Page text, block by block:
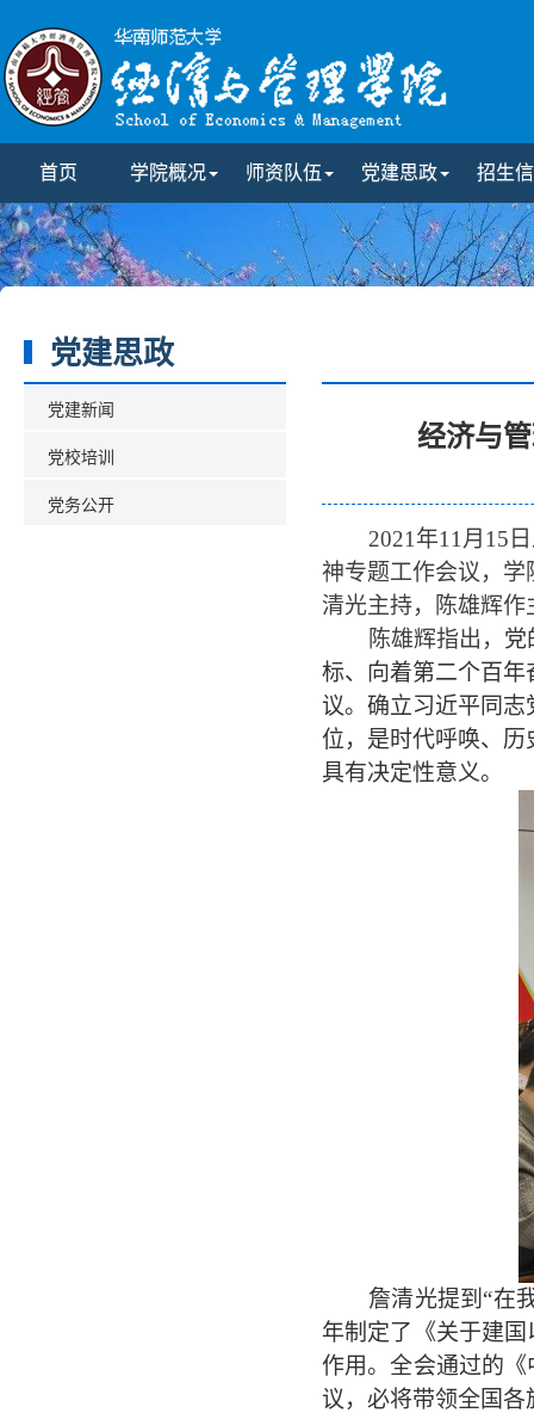
首页 学院概况 师资队伍 党建思政 招生
党建思政
党建新闻
党校培训
党务公开
经济与
2021 年11月15
神专题工作会议，
清光主持，陈雄辉作
陈雄辉指出， 党
标、向着第二个百
议。确立习近平同
位，是时代呼唤、历
具有决定性意义。
詹清光提到“在
年制定了《关于建
作用。全会通过的
议，必将带领全国